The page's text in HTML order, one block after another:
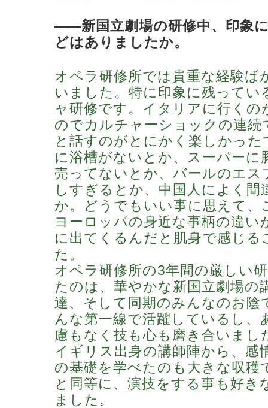
――新国立劇場の研修中、印象
どはありましたか。
オペラ研修所では貴重な経験ば
いました。特に印象に残ってい
ャ研修です。イタリアに行くの
のでカルチャーショックの連続
と話すのがとにかく楽しかった
に浴槽がないとか、スーパーに
売ってないとか、バールのエス
しすぎるとか、中国人によく間
か。どうでもいい事に思えて、
ヨーロッパの身近な事柄の違い
に出てくるんだと肌身で感じる
た。
オペラ研修所の3年間の厳しい
たのは、華やかな新国立劇場の
達、そして同期のみんなのお陰
んな第一線で活躍しているし、
慮もなく技も心も磨き合いまし
イギリス出身の講師陣から、感
の基礎を学べたのも大きな収穫
と同等に、演技をする事も好き
ました。